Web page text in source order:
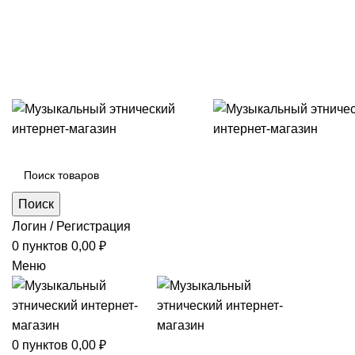
Поиск
Логин / Регистрация
0 пунктов 0,00 ₽
Меню
0 пунктов 0,00 ₽